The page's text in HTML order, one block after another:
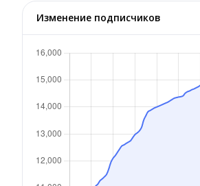
Изменение подписчиков